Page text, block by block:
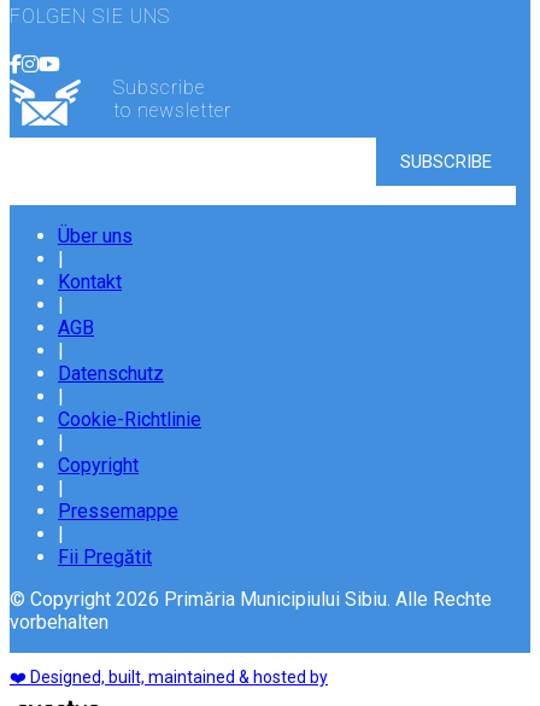
FOLGEN SIE UNS
Subscribe
to newsletter
Über uns
|
Kontakt
|
AGB
|
Datenschutz
|
Cookie-Richtlinie
|
Copyright
|
Pressemappe
|
Fii Pregătit
© Copyright 2026 Primăria Municipiului Sibiu. Alle Rechte
vorbehalten
❤️ Designed, built, maintained & hosted by